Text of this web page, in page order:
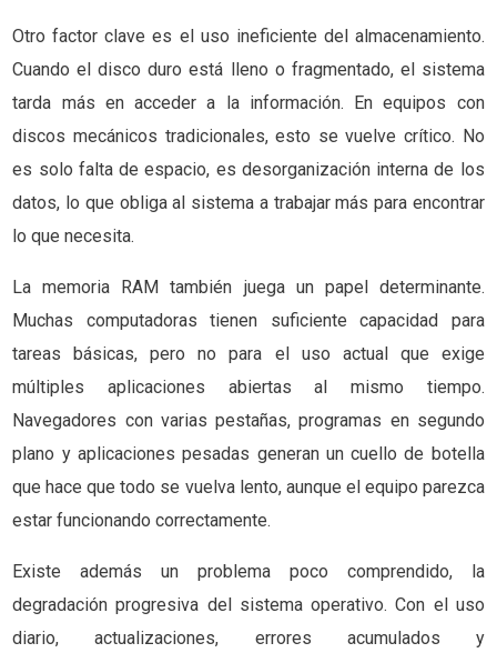
Otro factor clave es el uso ineficiente del almacenamiento.
Cuando el disco duro está lleno o fragmentado, el sistema
tarda más en acceder a la información. En equipos con
discos mecánicos tradicionales, esto se vuelve crítico. No
es solo falta de espacio, es desorganización interna de los
datos, lo que obliga al sistema a trabajar más para encontrar
lo que necesita.
La memoria RAM también juega un papel determinante.
Muchas computadoras tienen suficiente capacidad para
tareas básicas, pero no para el uso actual que exige
múltiples aplicaciones abiertas al mismo tiempo.
Navegadores con varias pestañas, programas en segundo
plano y aplicaciones pesadas generan un cuello de botella
que hace que todo se vuelva lento, aunque el equipo parezca
estar funcionando correctamente.
Existe además un problema poco comprendido, la
degradación progresiva del sistema operativo. Con el uso
diario, actualizaciones, errores acumulados y